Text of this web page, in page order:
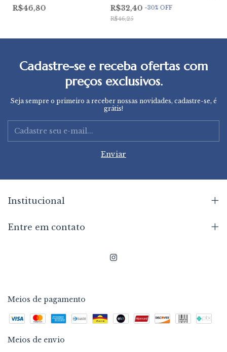
R$46,80 R$32,40 -30% OFF
R$46,25
Cadastre-se e receba ofertas com
preços exclusivos.
Seja sempre o primeiro a receber nossas novidades, cadastre-se, é
grátis!
Institucional
Entre em contato
Meios de pagamento
Meios de envio